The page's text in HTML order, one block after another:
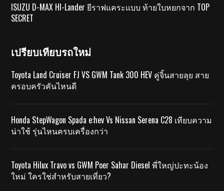
ISUZU D-MAX HI-Lander ยีราฟแคระแบบ ท้ายใบหยกจาก TOP
SECRET
เปรียบเทียบรถใหม่
Toyota Land Cruiser FJ VS GWM Tank 300 HEV คู่จิ้นสายลุย สาย
ครอบครัวคันไหนดี
Honda StepWagon Spada e:hev Vs Nissan Serena C28 เทียบความ
น่าใช้ รุ่นไหนครบเครื่องกว่า
Toyota Hilux Travo vs GWM Poer Sahar Diesel พี่ใหญ่ปะทะน้อง
ใหม่ ใครใช่สำหรับสายเที่ยว?